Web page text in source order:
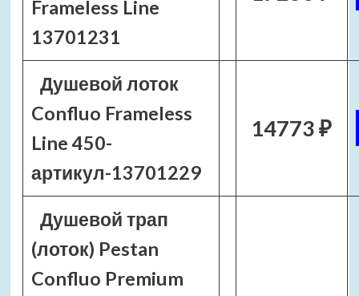
Frameless Line
13701231
Душевой лоток
Confluo Frameless
Line 450-
артикул-13701229
14773 ₽
Душевой трап
(лоток) Pestan
Confluo Premium